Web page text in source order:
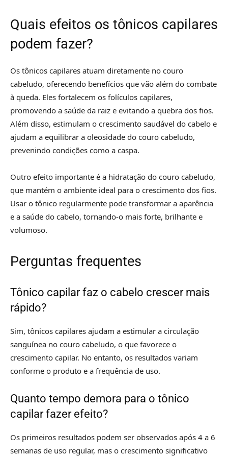
Quais efeitos os tônicos capilares
podem fazer?
Os tônicos capilares atuam diretamente no couro
cabeludo, oferecendo benefícios que vão além do combate
à queda. Eles fortalecem os folículos capilares,
promovendo a saúde da raiz e evitando a quebra dos fios.
Além disso, estimulam o crescimento saudável do cabelo e
ajudam a equilibrar a oleosidade do couro cabeludo,
prevenindo condições como a caspa.
Outro efeito importante é a hidratação do couro cabeludo,
que mantém o ambiente ideal para o crescimento dos fios.
Usar o tônico regularmente pode transformar a aparência
e a saúde do cabelo, tornando-o mais forte, brilhante e
volumoso.
Perguntas frequentes
Tônico capilar faz o cabelo crescer mais
rápido?
Sim, tônicos capilares ajudam a estimular a circulação
sanguínea no couro cabeludo, o que favorece o
crescimento capilar. No entanto, os resultados variam
conforme o produto e a frequência de uso.
Quanto tempo demora para o tônico
capilar fazer efeito?
Os primeiros resultados podem ser observados após 4 a 6
semanas de uso regular, mas o crescimento significativo